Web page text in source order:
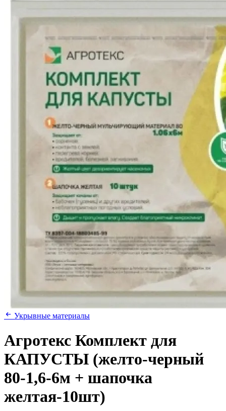
Укрывные материалы
Агротекс Комплект для
КАПУСТЫ (желто-черный
80-1,6-6м + шапочка
желтая-10шт)